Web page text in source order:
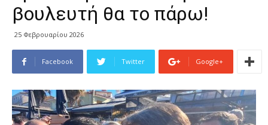
βουλευτή θα το πάρω!
25 Φεβρουαρίου 2026
Facebook Twitter Google+